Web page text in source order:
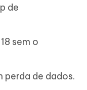
de
sem o
perda de dados.